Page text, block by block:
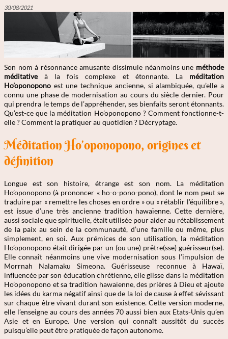
30/08/2021
Son nom à résonnance amusante dissimule néanmoins une méthode
méditativeà la fois complexe et étonnante. La méditation
Ho’oponopono est une technique ancienne, si alambiquée, qu’elle a
connu une phase de modernisation au cours du siècle dernier. Pour
qui prendra le temps de l’appréhender, ses bienfaits seront étonnants.
Qu’est-ce que la méditation Ho’oponopono ? Comment fonctionne-t-
elle ? Comment la pratiquer au quotidien ? Décryptage.
Méditation Ho’oponopono, origines et
définition
Longue est son histoire, étrange est son nom. La méditation
Ho’oponopono (à prononcer « ho-o-pono-pono), dont le nom peut se
traduire par « remettre les choses en ordre » ou « rétablir l’équilibre »,
est issue d’une très ancienne tradition hawaïenne. Cette dernière,
aussi sociale que spirituelle, était utilisée pour aider au rétablissement
de la paix au sein de la communauté, d’une famille ou même, plus
simplement, en soi. Aux prémices de son utilisation, la méditation
Ho’oponopono était dirigée par un (ou une) prêtre(sse) guérisseur(se).
Elle connaît néanmoins une vive modernisation sous l’impulsion de
Morrnah Nalamaku Simeona. Guérisseuse reconnue à Hawaï,
influencée par son éducation chrétienne, elle glisse dans la méditation
Ho’oponopono et sa tradition hawaïenne, des prières à Dieu et ajoute
les idées du karma négatif ainsi que de la loi de cause à effet sévissant
sur chaque être vivant durant son existence. Cette version moderne,
elle l’enseigne au cours des années 70 aussi bien aux Etats-Unis qu’en
Asie et en Europe. Une version qui connaît aussitôt du succès
puisqu’elle peut être pratiquée de façon autonome.